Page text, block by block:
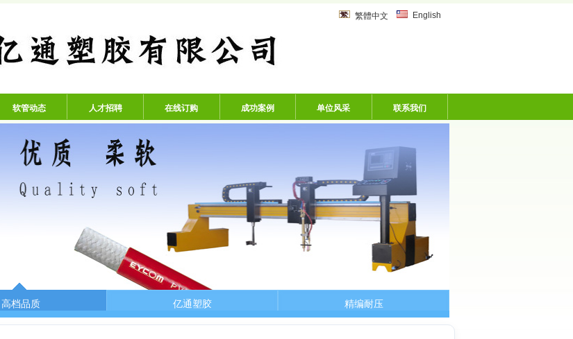
专业生产高压氧气管、乙炔管、风炮软管、洗车机专用软
繁體中文 English
软管动态 人才招聘 在线订购 成功案例 单位风采 联系我们
高档品质 亿通塑胶 精编耐压